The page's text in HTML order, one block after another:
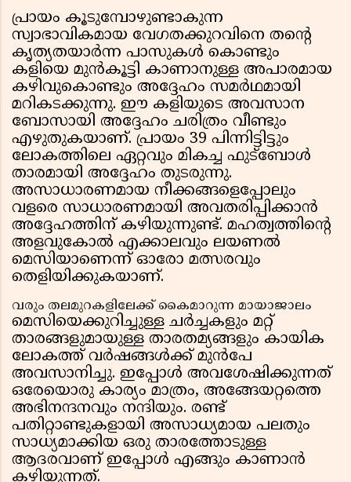
പ്രായം കൂടുമ്പോഴുണ്ടാകുന്ന
സ്വാഭാവികമായ വേഗതക്കുറവിനെ തൻ്റെ
കൃത്യതയാർന്ന പാസുകൾ കൊണ്ടും
കളിയെ മുൻകൂട്ടി കാണാനുള്ള അപാരമായ
കഴിവുകൊണ്ടും അദ്ദേഹം സമർഥമായി
മറികടക്കുന്നു. ഈ കളിയുടെ അവസാന
ബോസായി അദ്ദേഹം ചരിത്രം വീണ്ടും
എഴുതുകയാണ്. പ്രായം 39 പിന്നിട്ടിട്ടും
ലോകത്തിലെ ഏറ്റവും മികച്ച ഫുട്ബോൾ
താരമായി അദ്ദേഹം തുടരുന്നു.
അസാധാരണമായ നീക്കങ്ങളെപ്പോലും
വളരെ സാധാരണമായി അവതരിപ്പിക്കാൻ
അദ്ദേഹത്തിന് കഴിയുന്നുണ്ട്. മഹത്വത്തിൻ്റെ
അളവുകോൽ എക്കാലവും ലയണൽ
മെസിയാണെന്ന് ഓരോ മത്സരവും
തെളിയിക്കുകയാണ്.
വരും തലമുറകളിലേക്ക് കൈമാറുന്ന മായാജാലം
മെസിയെക്കുറിച്ചുള്ള ചർച്ചകളും മറ്റ്
താരങ്ങളുമായുള്ള താരതമ്യങ്ങളും കായിക
ലോകത്ത് വർഷങ്ങൾക്ക് മുൻപേ
അവസാനിച്ചു. ഇപ്പോൾ അവശേഷിക്കുന്നത്
ഒരേയൊരു കാര്യം മാത്രം, അങ്ങേയറ്റത്തെ
അഭിനന്ദനവും നന്ദിയും. രണ്ട്
പതിറ്റാണ്ടുകളായി അസാധ്യമായ പലതും
സാധ്യമാക്കിയ ഒരു താരത്തോടുള്ള
ആദരവാണ് ഇപ്പോൾ എങ്ങും കാണാൻ
കഴിയുന്നത്.